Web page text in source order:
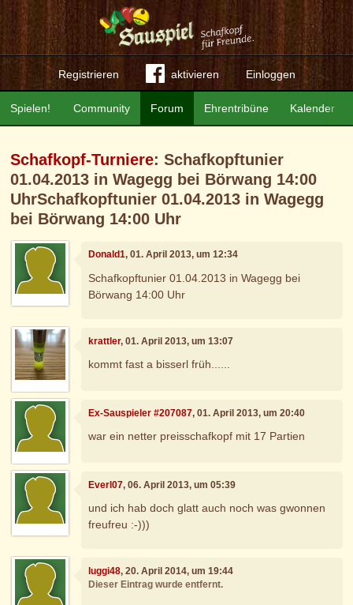
Registrieren aktivieren Einloggen
Community Forum Ehrentribüne Kalender
Spielen!
Schafkopf-Turniere: Schafkopftunier
01.04.2013 in Wagegg bei Börwang 14:00
UhrSchafkopftunier 01.04.2013 in Wagegg
bei Börwang 14:00 Uhr
Donald1, 01. April 2013, um 12:34
Schafkopftunier 01.04.2013 in Wagegg bei
Börwang 14:00 Uhr
krattler, 01. April 2013, um 13:07
kommt fast a bisserl früh......
Ex-Sauspieler #207087, 01. April 2013, um 20:40
war ein netter preisschafkopf mit 17 Partien
Everl07, 06. April 2013, um 05:39
und ich hab doch glatt auch noch was gwonnen
freufreu :-)))
luggi48, 20. April 2014, um 19:44
Dieser Eintrag wurde entfernt.